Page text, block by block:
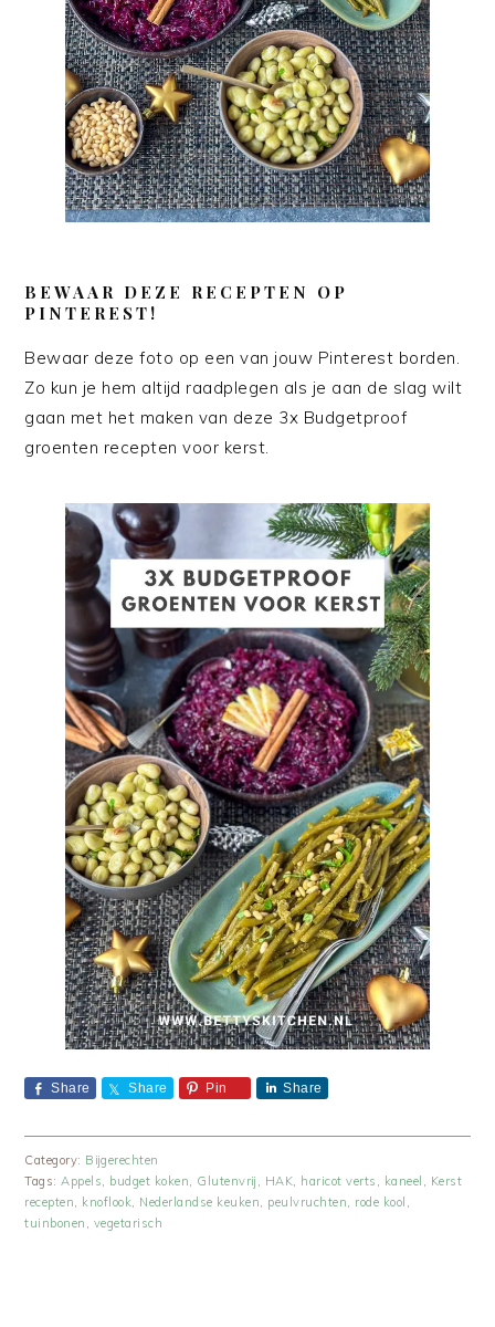
BEWAAR DEZE RECEPTEN OP
PINTEREST!
Bewaar deze foto op een van jouw Pinterest borden.
Zo kun je hem altijd raadplegen als je aan de slag wilt
gaan met het maken van deze 3x Budgetproof
groenten recepten voor kerst.
Share Share Pin Share
Category: Bijgerechten
Tags:Appels, budget koken, Glutenvrij , HAK, haricot verts , kaneel , Kerst
recepten, knoflook, Nederlandse keuken, peulvruchten, rode kool ,
tuinbonen , vegetarisch